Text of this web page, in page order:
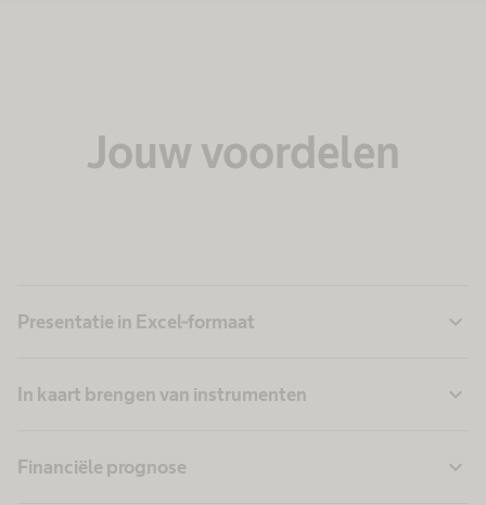
Jouw voordelen
Presentatie in Excel-formaat expand_more
In kaart brengen van instrumenten expand_more
Financiële prognose expand_more